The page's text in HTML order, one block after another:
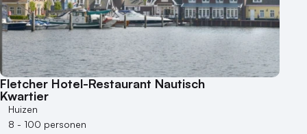
Fletcher Hotel-Restaurant Nautisch
Kwartier
Huizen
8 - 100 personen